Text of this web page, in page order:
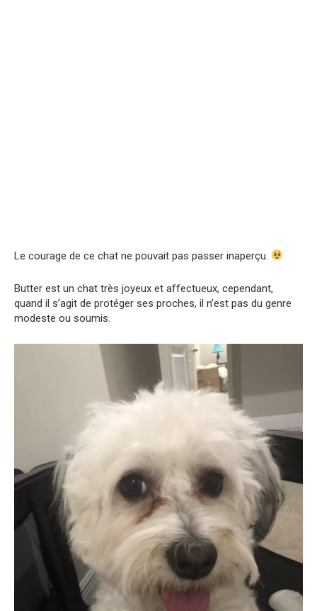
Le courage de ce chat ne pouvait pas passer inaperçu.
Butter est un chat très joyeux et affectueux, cependant,
quand il s’agit de protéger ses proches, il n’est pas du genre
modeste ou soumis.